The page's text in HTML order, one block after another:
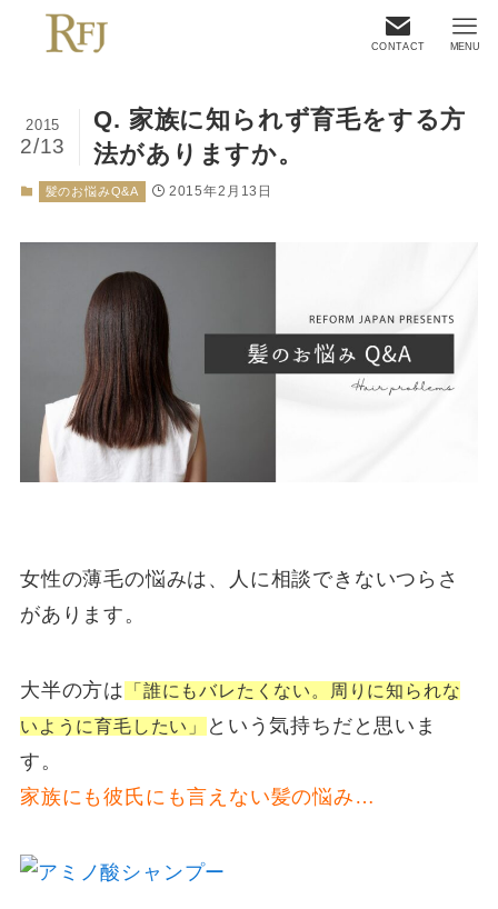
CONTACT MENU
Q. 家族に知られず育毛をする方
法がありますか。
2015
2/13
髪のお悩みQ&A 2015年2月13日
女性の薄毛の悩みは、人に相談できないつらさ
があります。
大半の方は
「誰にもバレたくない。周りに知られな
いように育毛したい」
という気持ちだと思いま
す。
家族にも彼氏にも言えない髪の悩み…